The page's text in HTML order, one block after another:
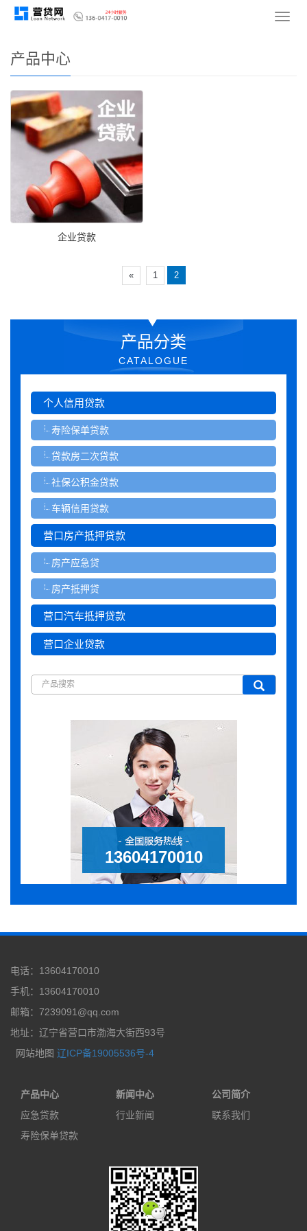
导
您的位置： 网站首页>产品中心
产品中心
企业贷款
« 1 2
产品分类
CATALOGUE
个人信用贷款
寿险保单贷款
贷款房二次贷款
社保公积金贷款
车辆信用贷款
营口房产抵押贷款
房产应急贷
房产抵押贷
营口汽车抵押贷款
营口企业贷款
13604170010
电话：13604170010
手机：13604170010
邮箱：7239091@qq.com
地址：辽宁省营口市渤海大街西93号
网站地图 辽ICP备19005536号-4
产品中心
应急贷款
寿险保单贷款
新闻中心
行业新闻
公司简介
联系我们